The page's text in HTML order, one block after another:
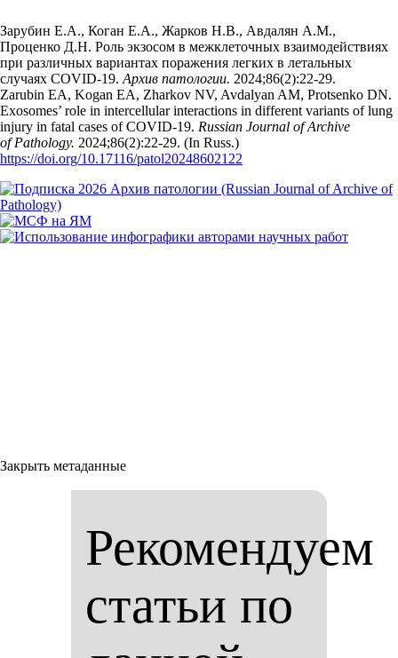
Зарубин Е.А., Коган Е.А., Жарков Н.В., Авдалян А.М.,
Проценко Д.Н. Роль экзосом в межклеточных взаимодействиях
при различных вариантах поражения легких в летальных
случаях COVID-19. Архив патологии. 2024;86(2):22‑29.
Zarubin EA, Kogan EA, Zharkov NV, Avdalyan AM, Protsenko DN.
Exosomes’ role in intercellular interactions in different variants of lung
injury in fatal cases of COVID-19. Russian Journal of Archive
of Pathology. 2024;86(2):22‑29. (In Russ.)
https://doi.org/10.17116/patol20248602122
Закрыть метаданные
Рекомендуем
статьи по